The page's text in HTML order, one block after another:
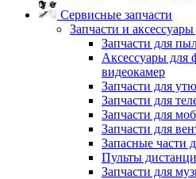
Сервисные запчасти
Запчасти и
Запчасти для
Аксессуары для
видеокамер
Запчасти для
Запчасти для
Запчасти для
Запчасти для
Запасные части
Пульты
Запчасти для